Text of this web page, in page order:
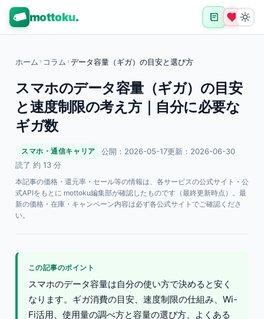
mottoku.
ホーム › コラム › データ容量（ギガ）の目安と選び方
スマホのデータ容量（ギガ）の目安
と速度制限の考え方｜自分に必要な
ギガ数
スマホ・通信キャリア 公開：2026-05-17更新：2026-06-30
読了 約 13 分
本記事の価格・還元率・セール等の情報は、各サービスの公式サイト・公
式APIをもとに mottoku編集部が確認したものです（最終更新時点）。最
新の価格・在庫・キャンペーン内容は必ず各公式サイトでご確認くださ
い。
この記事のポイント
スマホのデータ容量は自分の使い方で決めると安く
なります。ギガ消費の目安、速度制限の仕組み、Wi-
Fi活用、使用量の調べ方と容量の選び方、よくある